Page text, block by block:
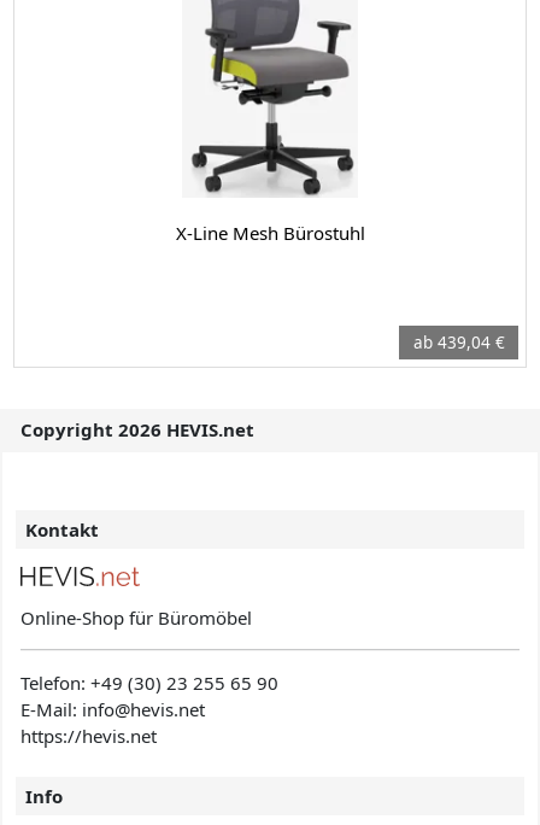
X-Line Mesh Bürostuhl
ab 439,04 €
Copyright 2026 HEVIS.net
Kontakt
Online-Shop für Büromöbel
Telefon:+49 (30) 23 255 65 90
E-Mail: info@hevis.net
https://hevis.net
Info